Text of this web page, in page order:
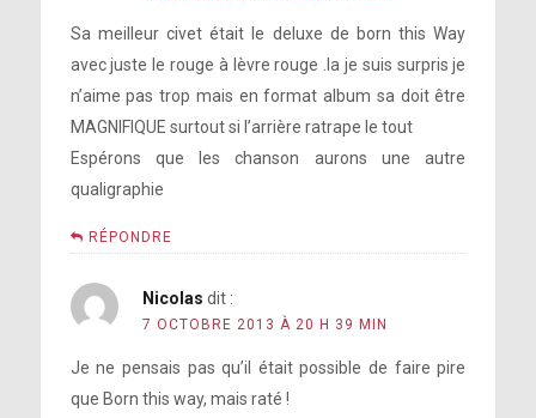
Sa meilleur civet était le deluxe de born this Way
avec juste le rouge à lèvre rouge .la je suis surpris je
n’aime pas trop mais en format album sa doit être
MAGNIFIQUE surtout si l’arrière ratrape le tout
Espérons que les chanson aurons une autre
qualigraphie
RÉPONDRE
Nicolas dit :
7 OCTOBRE 2013 À 20 H 39 MIN
Je ne pensais pas qu’il était possible de faire pire
que Born this way, mais raté !